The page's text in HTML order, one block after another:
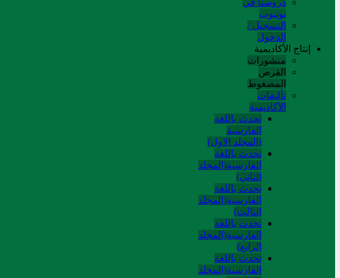
يوتيوب
التسجيل /
الدخول
إنتاج الأكاديمية
منشورات
القرص
المضغوط
تألیفات
الآکادیمیة
تحدث باللغة
الفارسية
(المجلد الاول)
تحدث باللغة
الفارسية(المجلد
الثاني)
تحدث باللغة
الفارسية(المجلد
الثالث)
تحدث باللغة
الفارسية(المجلد
الرابع)
تحدث باللغة
الفارسية(المجلد